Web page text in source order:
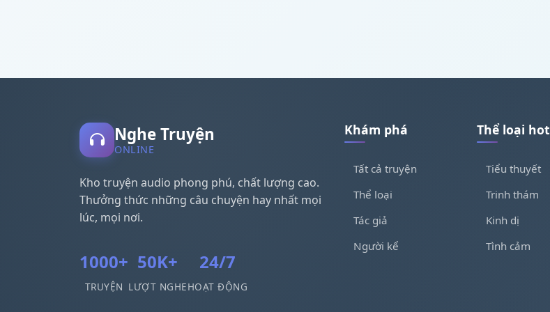
Nghe Truyện
ONLINE
Kho truyện audio phong phú, chất lượng cao.
Thưởng thức những câu chuyện hay nhất mọi
lúc, mọi nơi.
1000+
TRUYỆN
50K+
LƯỢT NGHE
24/7
HOẠT ĐỘNG
Khám phá
Tất cả truyện
Thể loại
Tác giả
Người kể
Thể loại hot
Tiểu thuyết
Trinh thám
Kinh dị
Tình cảm